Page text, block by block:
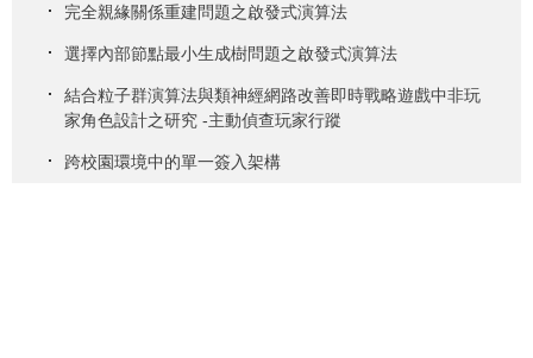
完全親緣關係重建問題之啟發式演算法
選擇內部節點最小生成樹問題之啟發式演算法
結合粒子群演算法與類神經網路改善即時戰略遊戲中非玩
家角色設計之研究 -主動偵查玩家行蹤
跨校園環境中的單一簽入架構